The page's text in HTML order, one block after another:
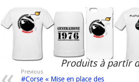
Produits à partir
Previous
#Corse « Mise en place des